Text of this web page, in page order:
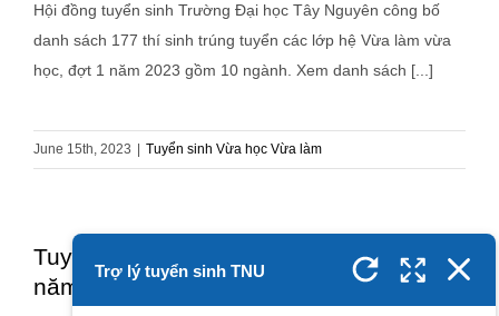
Hội đồng tuyển sinh Trường Đại học Tây Nguyên công bố
danh sách 177 thí sinh trúng tuyển các lớp hệ Vừa làm vừa
học, đợt 1 năm 2023 gồm 10 ngành. Xem danh sách [...]
June 15th, 2023 Tuyển sinh Vừa học Vừa làm
Tuyển sinh hệ Vừa Làm Vừa Học đợt 1
năm 2023